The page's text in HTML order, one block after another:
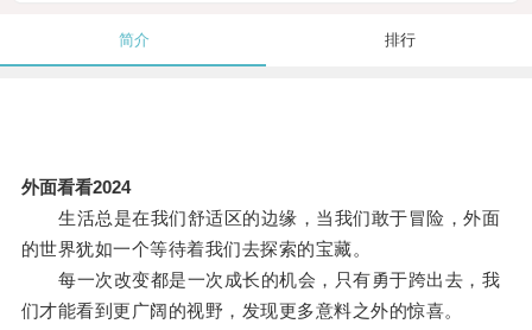
简介 排行
外面看看2024
生活总是在我们舒适区的边缘，当我们敢于冒险，外面
的世界犹如一个等待着我们去探索的宝藏。
每一次改变都是一次成长的机会，只有勇于跨出去，我
们才能看到更广阔的视野，发现更多意料之外的惊喜。